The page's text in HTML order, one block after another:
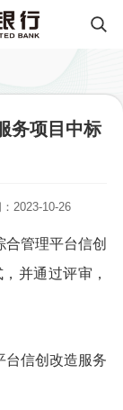
务项目中标
2023-10-26
管理平台信创
并通过评审，
台信创改造服务